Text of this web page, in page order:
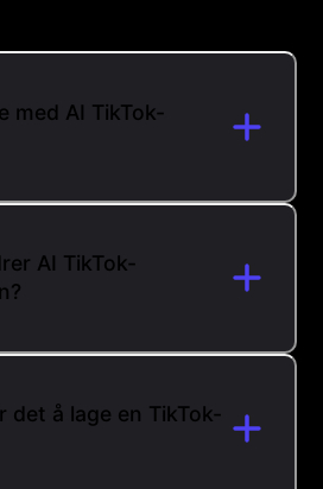
med AI TikTok-
AI TikTok-
det å lage en TikTok-